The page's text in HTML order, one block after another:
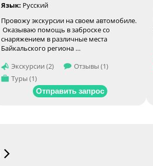
Язык: Русский
Провожу экскурсии на своем автомобиле.
Оказываю помощь в заброске со
снаряжением в различные места
Байкальского региона …
Экскурсии (2)
Отзывы (1)
Туры (1)
Отправить запрос